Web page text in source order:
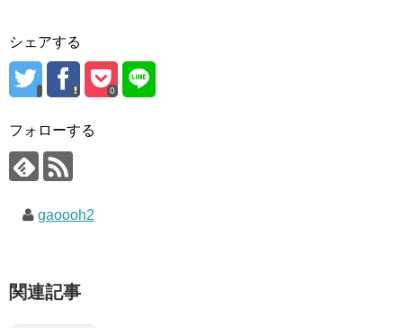
シェアする
0
フォローする
gaoooh2
関連記事